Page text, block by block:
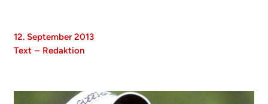
12. September 2013
Text – Redaktion